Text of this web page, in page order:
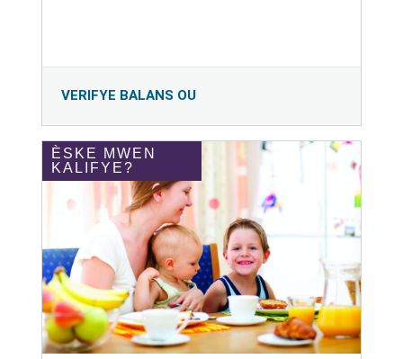
VERIFYE BALANS OU
ÈSKE MWEN
KALIFYE?